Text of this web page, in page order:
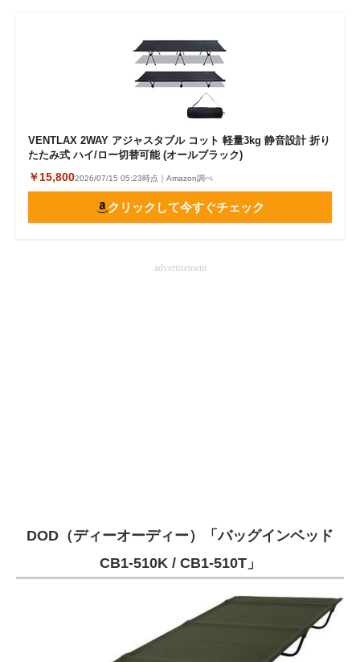
VENTLAX 2WAY アジャスタブル コット 軽量3kg 静音設計 折り
たたみ式 ハイ/ロー切替可能 (オールブラック)
￥15,8002026/07/15 05:23時点｜Amazon調べ
クリックして今すぐチェック
advertisement
DOD（ディーオーディー）「バッグインベッド
CB1-510K / CB1-510T」